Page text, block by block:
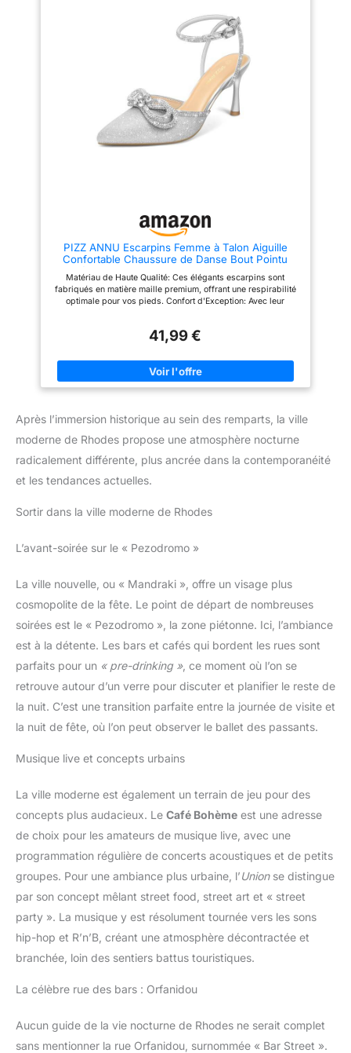
événement dansant. Exprimez
votre sens du style et faites
rayonner votre tenue. Cadeau
Parfait: Ces talons hauts sont
livrés dans un élégant écrin, en
chaussures de danse latine à
bout ouvert sont classiques et
élégantes. Le style tressé
unique rend les chaussures
plus sexy et à la mode. Les
sangles de cheville croisées et
réglables sont assorties d'une
boucle à dégagement rapide.
La boucle réglable est facile et
flexible, ce qui permet de mieux
fixer la cheville et de ne pas
danse latine sont super légères
et stables, de sorte que vous
en dansant et ne vous sentirez
pas fatigué lorsque vous les
portez pendant une longue
notre tableau des tailles. En
général, pour les ballerines à
bout fermé, la taille requise
chaussure) = longueur du pied
+ (0,5 cm-1 cm), pour les
ballerines à bout ouvert, la taille
requise (longueur intérieure de
la chaussure) = longueur du
grande. Occasions d'utilisation :
Les chaussures de danse
bachata, le cha-cha et d'autres
danse professionnelle, et
peuvent également être utilisées
comme chaussures d'intérieur
pour les fêtes de mariage et
d'autres occasions.Cette
chaque look de fête, elle reste
fermement sur vos pieds et
vous permet de danser jusqu'au
bout de la nuit.
PIZZ ANNU Escarpins Femme à Talon Aiguille
Confortable Chaussure de Danse Bout Pointu
Nœud Argenté EU 40
Matériau de Haute Qualité: Ces élégants escarpins sont
fabriqués en matière maille premium, offrant une respirabilité
optimale pour vos pieds. Confort d'Exception: Avec leur
pour danser avec style et sans douleur. Design Éblouissant:
tenue. La fine bride de cheville élégante assure un maintien
parfait tout en mettant en valeur vos jambes. Idéal pour les
Fêtes: Avec ces talons hauts sensuels, vous serez le centre de
Ces talons hauts sont livrés dans un élégant écrin, en faisant le
toute personne qui vous est chère.
41,99 €
Après l’immersion historique au sein des remparts, la ville
moderne de Rhodes propose une atmosphère nocturne
radicalement différente, plus ancrée dans la contemporanéité
et les tendances actuelles.
Sortir dans la ville moderne de Rhodes
L’avant-soirée sur le « Pezodromo »
La ville nouvelle, ou « Mandraki », offre un visage plus
cosmopolite de la fête. Le point de départ de nombreuses
soirées est le « Pezodromo », la zone piétonne. Ici, l’ambiance
est à la détente. Les bars et cafés qui bordent les rues sont
parfaits pour un « pre-drinking », ce moment où l’on se
retrouve autour d’un verre pour discuter et planifier le reste de
la nuit. C’est une transition parfaite entre la journée de visite et
la nuit de fête, où l’on peut observer le ballet des passants.
Musique live et concepts urbains
La ville moderne est également un terrain de jeu pour des
concepts plus audacieux. Le Café Bohème est une adresse
de choix pour les amateurs de musique live, avec une
programmation régulière de concerts acoustiques et de petits
groupes. Pour une ambiance plus urbaine, l’Unionse distingue
par son concept mêlant street food, street art et « street
party ». La musique y est résolument tournée vers les sons
hip-hop et R’n’B, créant une atmosphère décontractée et
branchée, loin des sentiers battus touristiques.
La célèbre rue des bars : Orfanidou
Aucun guide de la vie nocturne de Rhodes ne serait complet
sans mentionner la rue Orfanidou, surnommée « Bar Street ».